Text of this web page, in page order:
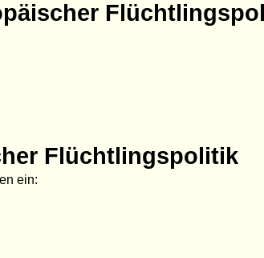
Flüchtlingspolitik
ein: